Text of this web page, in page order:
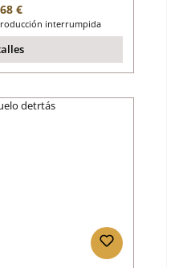
normal:
€
interrumpida